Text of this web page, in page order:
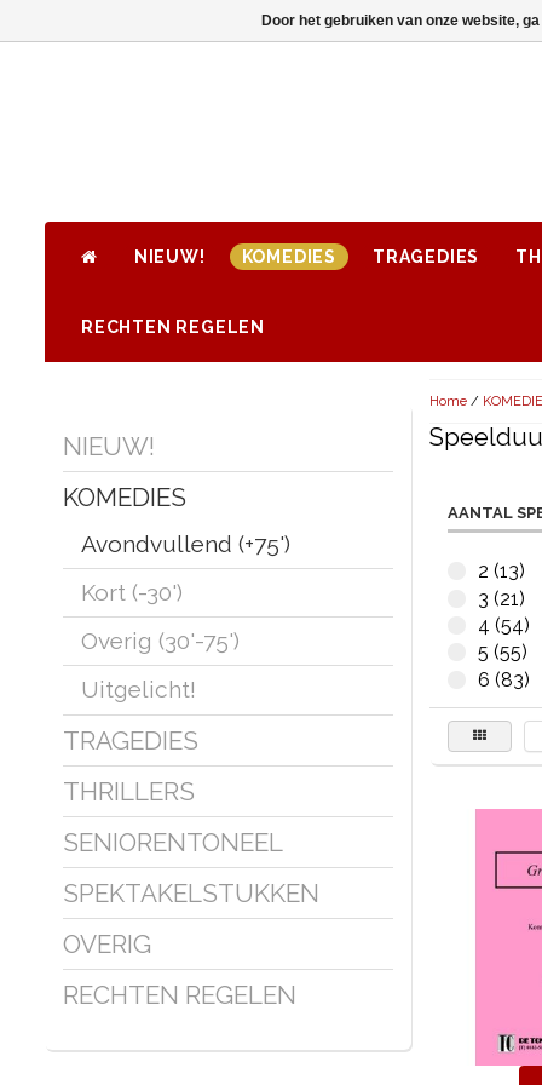
NIEUW! KOMEDIES TRAGEDIES
RECHTEN REGELEN
NIEUW!
KOMEDIES
Avondvullend (+75')
Kort (-30')
Overig (30'-75')
Uitgelicht!
TRAGEDIES
THRILLERS
SENIORENTONEEL
SPEKTAKELSTUKKEN
OVERIG
RECHTEN REGELEN
Home/
AANTAL
2 (13)
3 (21)
4 (54)
5 (55)
6 (83)
Door het gebruiken van onze website,